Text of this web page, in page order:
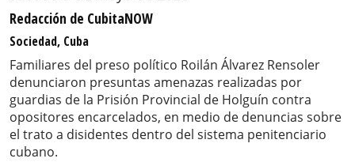
Redacción de CubitaNOW
Sociedad, Cuba
Familiares del preso político Roilán Álvarez Rensoler
denunciaron presuntas amenazas realizadas por
guardias de la Prisión Provincial de Holguín contra
opositores encarcelados, en medio de denuncias sobre
el trato a disidentes dentro del sistema penitenciario
cubano.